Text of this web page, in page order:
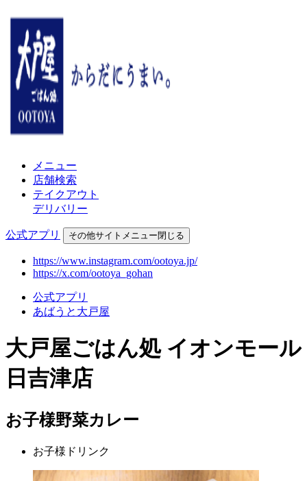
メニュー
店舗検索
テイクアウト
デリバリー
公式アプリ その他サイトメニュー閉じる
https://www.instagram.com/ootoya.jp/
https://x.com/ootoya_gohan
公式アプリ
あばうと大戸屋
大戸屋ごはん処 イオンモール
日吉津店
お子様野菜カレー
お子様ドリンク